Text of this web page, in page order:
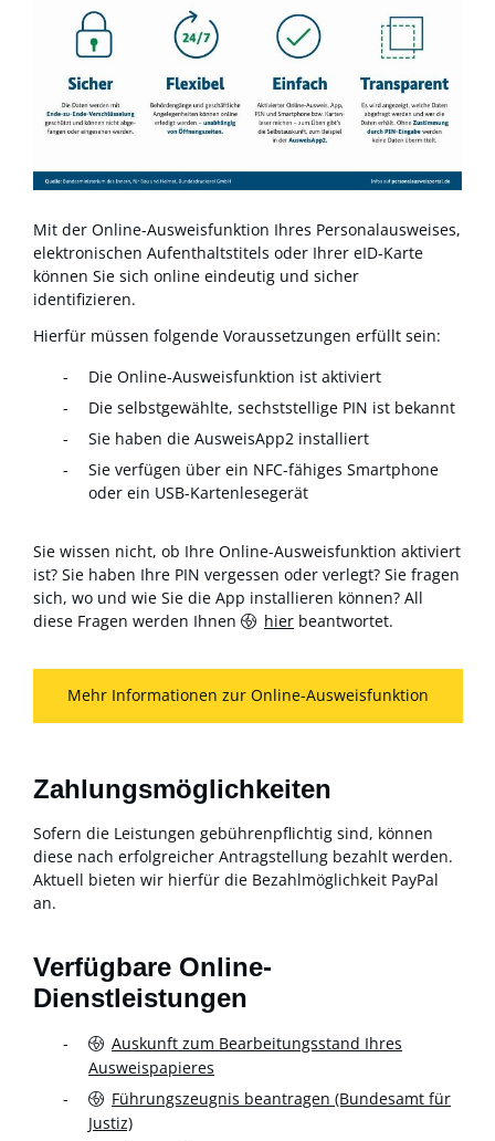
Mit der Online-Ausweisfunktion Ihres Personalausweises,
elektronischen Aufenthaltstitels oder Ihrer eID-Karte
können Sie sich online eindeutig und sicher
identifizieren.
Hierfür müssen folgende Voraussetzungen erfüllt sein:
Die Online-Ausweisfunktion ist aktiviert
Die selbstgewählte, sechststellige PIN ist bekannt
Sie haben die AusweisApp2 installiert
Sie verfügen über ein NFC-fähiges Smartphone
oder ein USB-Kartenlesegerät
Sie wissen nicht, ob Ihre Online-Ausweisfunktion aktiviert
ist? Sie haben Ihre PIN vergessen oder verlegt? Sie fragen
sich, wo und wie Sie die App installieren können? All
diese Fragen werden Ihnen
hier beantwortet.
Mehr Informationen zur Online-Ausweisfunktion
Zahlungsmöglichkeiten
Sofern die Leistungen gebührenpflichtig sind, können
diese nach erfolgreicher Antragstellung bezahlt werden.
Aktuell bieten wir hierfür die Bezahlmöglichkeit PayPal
an.
Verfügbare Online-
Dienstleistungen
Auskunft zum Bearbeitungsstand Ihres
Ausweispapieres
Führungszeugnis beantragen (Bundesamt für
Justiz)